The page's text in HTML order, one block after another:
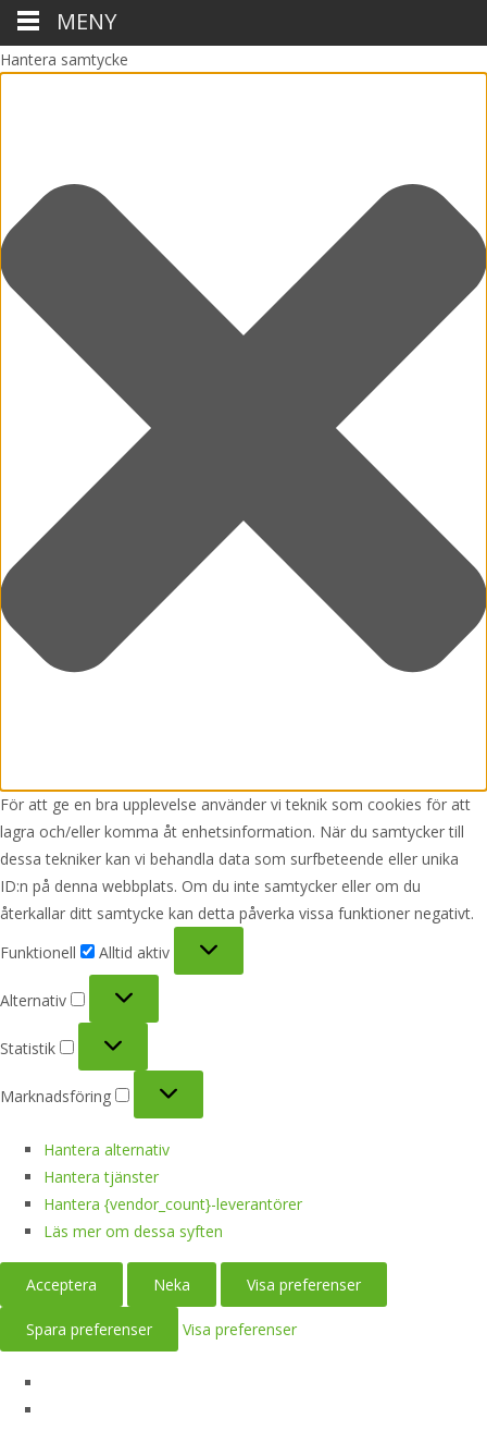
Hantera samtycke
För att ge en bra upplevelse använder vi teknik som cookies för att
lagra och/eller komma åt enhetsinformation. När du samtycker till
dessa tekniker kan vi behandla data som surfbeteende eller unika
ID:n på denna webbplats. Om du inte samtycker eller om du
återkallar ditt samtycke kan detta påverka vissa funktioner negativt.
Funktionell
Alltid aktiv
Alternativ
Statistik
Marknadsföring
Hantera alternativ
Hantera tjänster
Hantera {vendor_count}-leverantörer
Läs mer om dessa syften
Acceptera Neka Visa preferenser
Spara preferenser Visa preferenser
MENY